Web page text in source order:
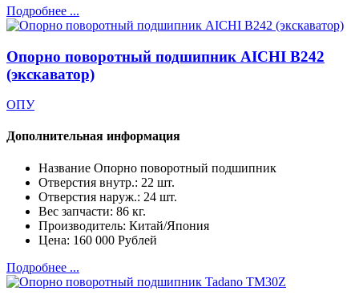
Подробнее ...
Опорно поворотный подшипник AICHI B242
(экскаватор)
ОПУ
Дополнительная информация
Название Опорно поворотный подшипник
Отверстия внутр.: 22 шт.
Отверстия наруж.: 24 шт.
Вес запчасти: 86 кг.
Производитель: Китай/Япония
Цена: 160 000 Рублей
Подробнее ...